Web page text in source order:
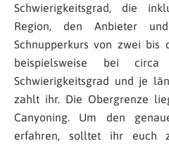
Schwierigkeitsgrad, die
Region, den Anbieter
Schnupperkurs von zwei
beispielsweise bei
Schwierigkeitsgrad und je
zahlt ihr. Die Obergrenze
Canyoning. Um den
erfahren, solltet ihr euch